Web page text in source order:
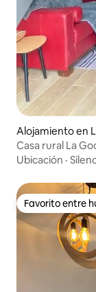
Alojamiento en
Casa rural La
Ubicación ·
Favorito entre
Favorito entre